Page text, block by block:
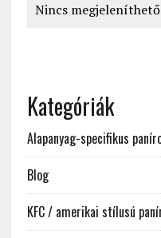
Nincs megjeleníthető
Kategóriák
Alapanyag-specifikus
Blog
KFC / amerikai stílusú